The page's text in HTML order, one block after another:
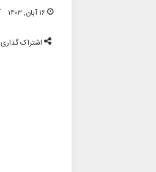
۱۶ آبان, ۱۴۰۳
اشتراک گذاری